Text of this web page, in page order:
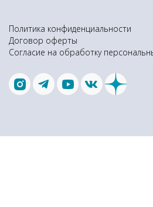
Политика конфиденциальности
Договор оферты
Согласие на обработку